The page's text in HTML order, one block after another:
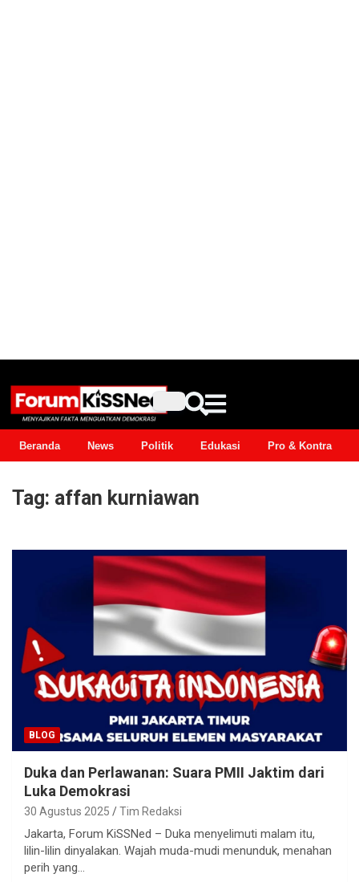
Beranda News Politik Edukasi Pro & Kontra
Tag: affan kurniawan
BLOG
Duka dan Perlawanan: Suara PMII Jaktim dari
Luka Demokrasi
30 Agustus 2025 Tim Redaksi
Jakarta, Forum KiSSNed – Duka menyelimuti malam itu,
lilin-lilin dinyalakan. Wajah muda-mudi menunduk, menahan
perih yang…